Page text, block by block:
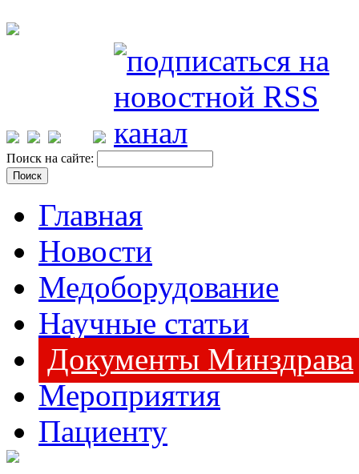
Поиск на сайте:
Главная
Новости
Медоборудование
Научные статьи
Документы Минздрава
Мероприятия
Пациенту